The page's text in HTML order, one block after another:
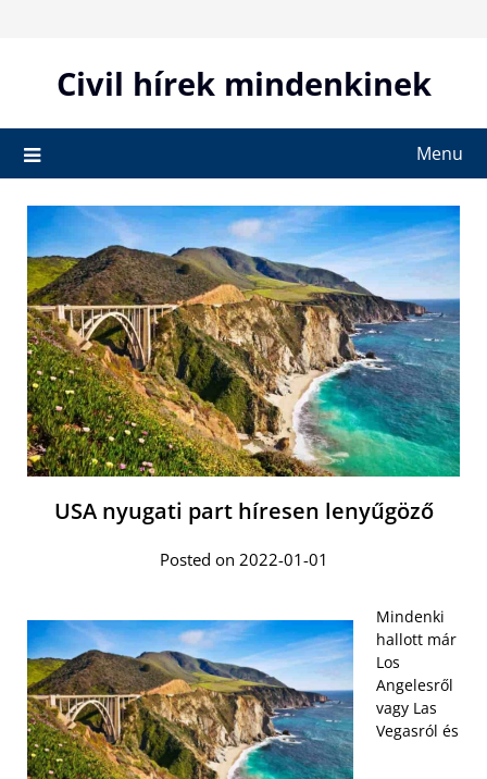
contentCivil hírek mindenkinek
Menu
USA nyugati part híresen lenyűgöző
Posted on 2022-01-01
Mindenki
hallott már
Los
Angelesről
vagy Las
Vegasról és